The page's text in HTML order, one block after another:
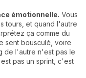
émotionnelle. Vous
tours, et quand l'autre
ça comme du
sent bousculé, voire
de l'autre n'est pas le
pas un sprint, c'est